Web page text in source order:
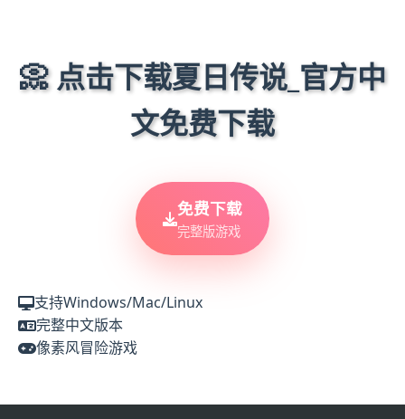
📀 点击下载夏日传说_官方中
文免费下载
免费下载
完整版游戏
支持Windows/Mac/Linux
完整中文版本
像素风冒险游戏